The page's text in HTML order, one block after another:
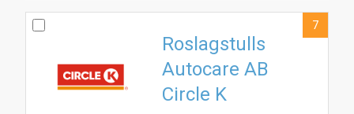
Roslagstulls
Autocare AB
Circle K
7